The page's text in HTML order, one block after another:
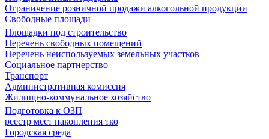
Ограничение розничной продажи алкогольной продукции
Свободные площади
Площадки под строительство
Перечень свободных помещений
Перечень неиспользуемых земельных участков
Социальное партнерство
Транспорт
Административная комиссия
Жилищно-коммунальное хозяйство
Подготовка к ОЗП
реестр мест накопления тко
Городская среда